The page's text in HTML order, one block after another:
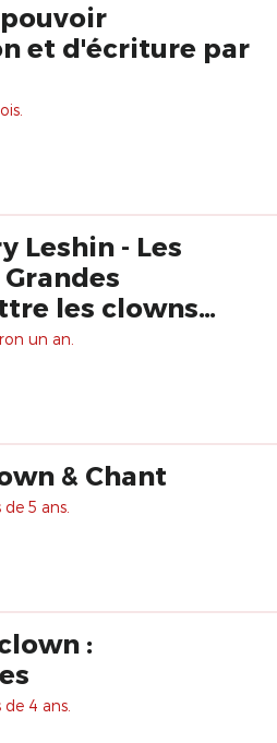
et d'écriture par
Leshin - Les
les clowns
et la
les jours, de
un an.
& Chant
5 ans.
:
4 ans.